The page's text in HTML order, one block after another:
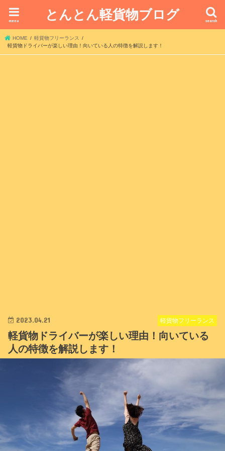
とんとん軽貨物ブログ search
menu
HOME
軽貨物フリーランス
軽貨物ドライバーが楽しい理由！向いている人の特徴を解説します！
軽貨物フリーランス
2023.04.21
軽貨物ドライバーが楽しい理由！向いている
人の特徴を解説します！